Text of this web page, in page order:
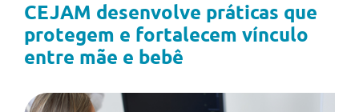
CEJAM desenvolve práticas que
protegem e fortalecem vínculo
entre mãe e bebê